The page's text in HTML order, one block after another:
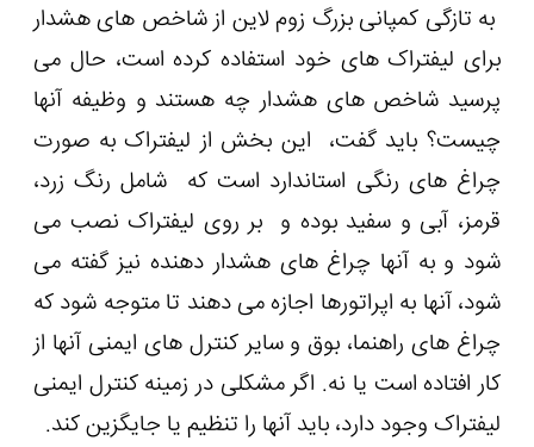
به تازگی کمپانی بزرگ زوم لاین از شاخص های هشدار
برای لیفتراک های خود استفاده کرده است، حال می
پرسید شاخص های هشدار چه هستند و وظیفه آنها
چیست؟ باید گفت، این بخش از لیفتراک به صورت
چراغ های رنگی استاندارد است که شامل رنگ زرد،
قرمز، آبی و سفید بوده و بر روی لیفتراک نصب می
شود و به آنها چراغ های هشدار دهنده نیز گفته می
شود، آنها به اپراتورها اجازه می دهند تا متوجه شود که
چراغ های راهنما، بوق و سایر کنترل های ایمنی آنها از
کار افتاده است یا نه. اگر مشکلی در زمینه کنترل ایمنی
لیفتراک وجود دارد، باید آنها را تنظیم یا جایگزین کند.